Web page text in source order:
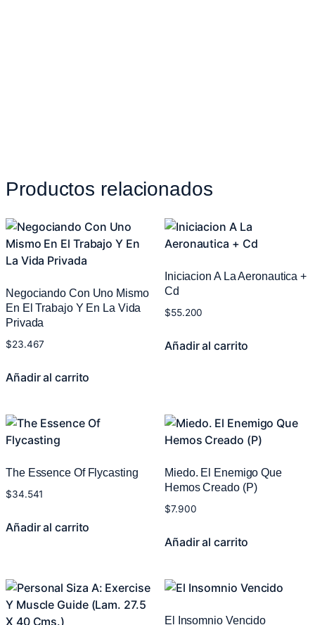
Productos relacionados
Negociando Con Uno Mismo
En El Trabajo Y En La Vida
Privada
$23.467
Añadir al carrito
Iniciacion A La Aeronautica +
Cd
$55.200
Añadir al carrito
The Essence Of Flycasting
$34.541
Añadir al carrito
Miedo. El Enemigo Que
Hemos Creado (P)
$7.900
Añadir al carrito
El Insomnio Vencido